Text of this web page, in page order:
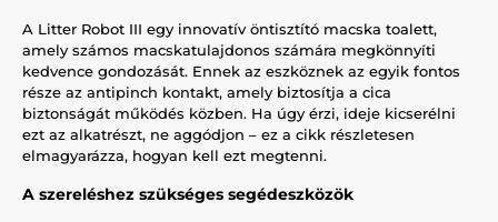
A Litter Robot III egy innovatív öntisztító macska toalett,
amely számos macskatulajdonos számára megkönnyíti
kedvence gondozását. Ennek az eszköznek az egyik fontos
része az antipinch kontakt, amely biztosítja a cica
biztonságát működés közben. Ha úgy érzi, ideje kicserélni
ezt az alkatrészt, ne aggódjon – ez a cikk részletesen
elmagyarázza, hogyan kell ezt megtenni.
A szereléshez szükséges segédeszközök